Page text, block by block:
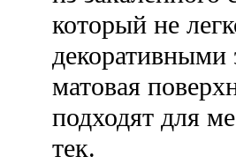
который не
декоративными
матовая
подходят для
тек.